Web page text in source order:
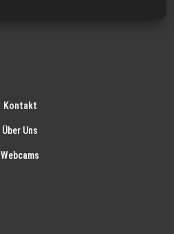
Kontakt
Über Uns
Webcams